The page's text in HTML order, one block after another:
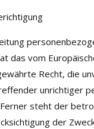
das vom
Recht, die
unrichtiger
steht der
der